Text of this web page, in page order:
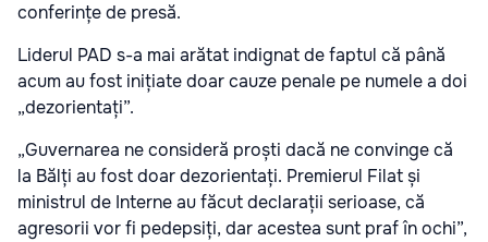
conferințe de presă.
Liderul PAD s-a mai arătat indignat de faptul că până
acum au fost inițiate doar cauze penale pe numele a doi
„dezorientați”.
„Guvernarea ne consideră proști dacă ne convinge că
la Bălți au fost doar dezorientați. Premierul Filat și
ministrul de Interne au făcut declarații serioase, că
agresorii vor fi pedepsiți, dar acestea sunt praf în ochi”,